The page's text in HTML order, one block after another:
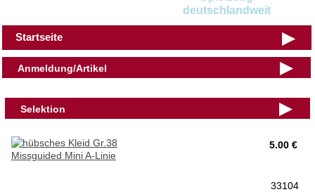
Startseite ▶
Anmeldung/Artikel ▶
Selektion ▶
5.00 €
33104